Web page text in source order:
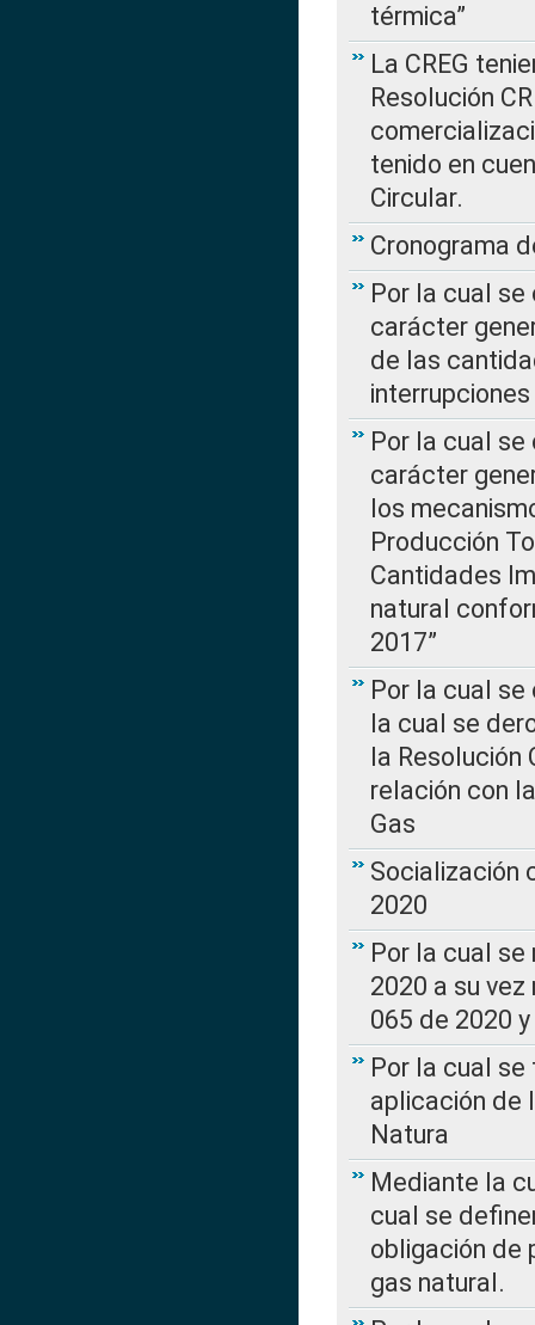
térmica”
La CREG
Resolución
tenido en
Circular.
Cronograma
Por la cual
carácter
de las
Por la cual
carácter
los
Producción
Cantidades
natural
2017”
Por la cual
la cual se
la Resolución
relación con
Gas
Socialización
2020
Por la cual se
2020 a su
065 de 2020
Por la cual
aplicación de
Natura
Mediante la
cual se
obligación de
gas natural.